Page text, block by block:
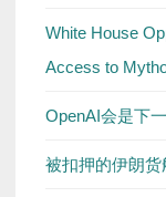
White House
Access to
OpenAI会是下
被扣押的伊朗